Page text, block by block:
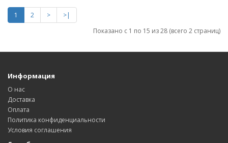
1 2 >
>|
Показано с 1 по 15 из 28 (всего 2 страниц)
Информация
О нас
Доставка
Оплата
Политика конфиденциальности
Условия соглашения